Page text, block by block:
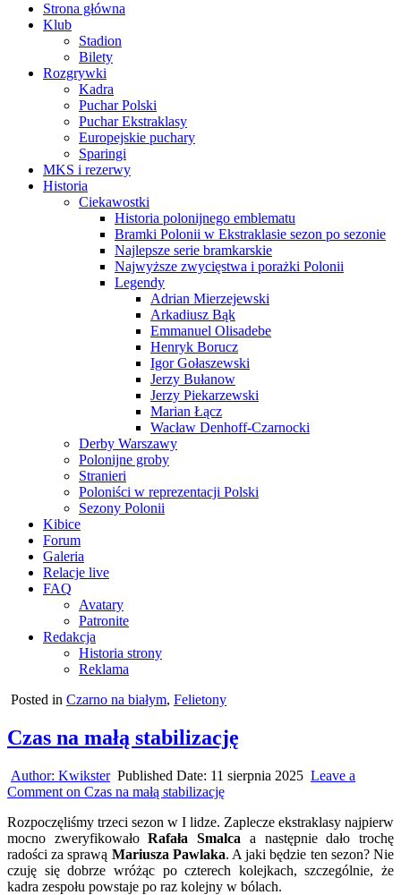
Strona główna
Klub
Stadion
Bilety
Rozgrywki
Kadra
Puchar Polski
Puchar Ekstraklasy
Europejskie puchary
Sparingi
MKS i rezerwy
Historia
Ciekawostki
Historia polonijnego emblematu
Bramki Polonii w Ekstraklasie sezon po sezonie
Najlepsze serie bramkarskie
Najwyższe zwycięstwa i porażki Polonii
Legendy
Adrian Mierzejewski
Arkadiusz Bąk
Emmanuel Olisadebe
Henryk Borucz
Igor Gołaszewski
Jerzy Bułanow
Jerzy Piekarzewski
Marian Łącz
Wacław Denhoff-Czarnocki
Derby Warszawy
Polonijne groby
Stranieri
Poloniści w reprezentacji Polski
Sezony Polonii
Kibice
Forum
Galeria
Relacje live
FAQ
Avatary
Patronite
Redakcja
Historia strony
Reklama
Posted in Czarno na białym, Felietony
Czas na małą stabilizację
Author: Kwikster Published Date: 11 sierpnia 2025 Leave a
Comment on Czas na małą stabilizację
Rozpoczęliśmy trzeci sezon w I lidze. Zaplecze ekstraklasy najpierw
mocno zweryfikowałoRafała Smalca a następnie dało trochę
radości za sprawą Mariusza Pawlaka. A jaki będzie ten sezon? Nie
czuję się dobrze wróżąc po czterech kolejkach, szczególnie, że
kadra zespołu powstaje po raz kolejny w bólach.